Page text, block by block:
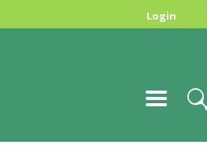
Login
GALERIA